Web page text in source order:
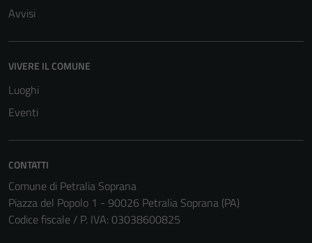
Avvisi
VIVERE IL COMUNE
Luoghi
Eventi
CONTATTI
Comune di Petralia Soprana
Piazza del Popolo 1 - 90026 Petralia Soprana (PA)
Codice fiscale / P. IVA: 03038600825
per il
Questi cookie